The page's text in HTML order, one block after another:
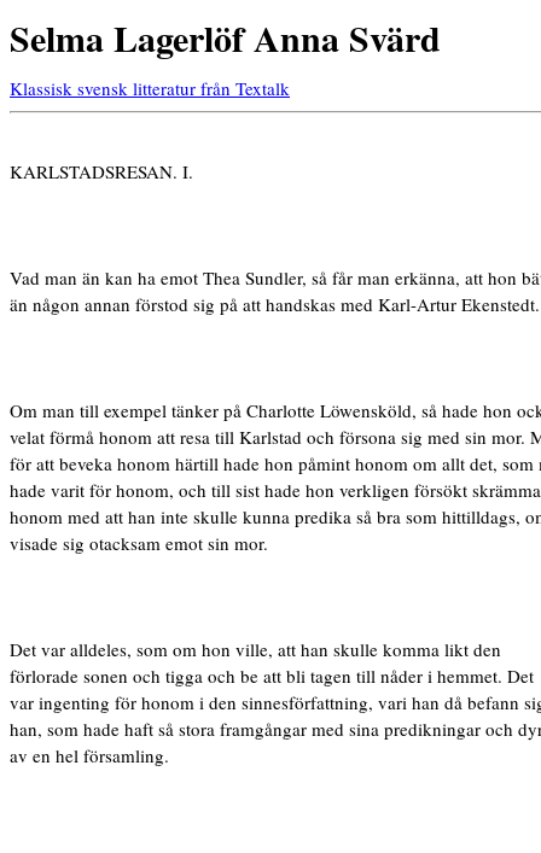
Selma Lagerlöf Anna Svärd
Klassisk svensk litteratur från Textalk